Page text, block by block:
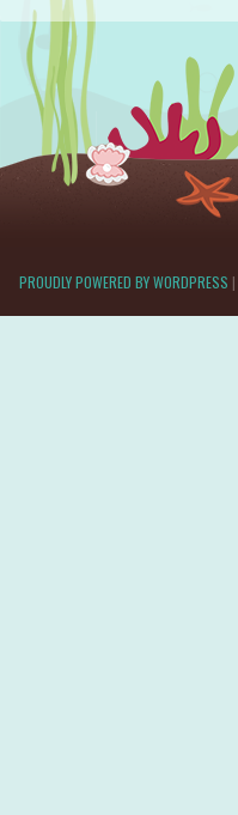
PROUDLY POWERED BY WORDPRESS |